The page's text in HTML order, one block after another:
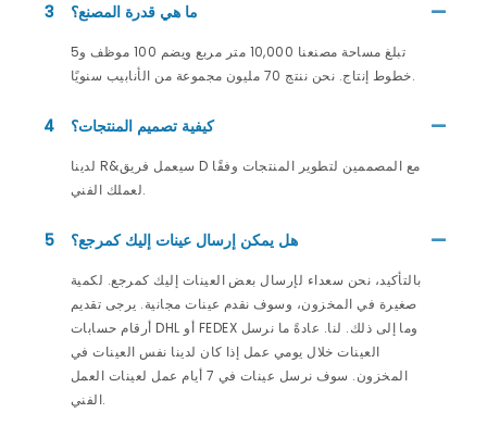
3 ما هي قدرة المصنع؟
تبلغ مساحة مصنعنا 10,000 متر مربع ويضم 100 موظف و5
خطوط إنتاج. نحن ننتج 70 مليون مجموعة من الأنابيب سنويًا.
4 كيفية تصميم المنتجات؟
لدينا R&سيعمل فريق D مع المصممين لتطوير المنتجات وفقًا
لعملك الفني.
5 هل يمكن إرسال عينات إليك كمرجع؟
بالتأكيد، نحن سعداء لإرسال بعض العينات إليك كمرجع. لكمية
صغيرة في المخزون، وسوف نقدم عينات مجانية. يرجى تقديم
أرقام حسابات DHL أو FEDEX وما إلى ذلك. لنا. عادةً ما نرسل
العينات خلال يومي عمل إذا كان لدينا نفس العينات في
المخزون. سوف نرسل عينات في 7 أيام عمل لعينات العمل
الفني.